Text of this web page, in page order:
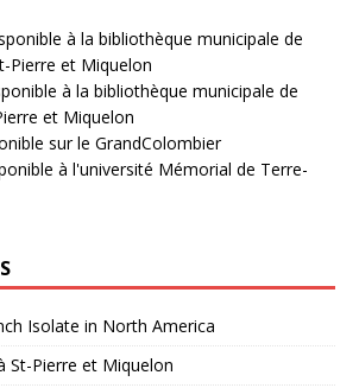
à la bibliothèque municipale de
Pierre et Miquelon
à la bibliothèque municipale de
et Miquelon
sur le GrandColombier
à l'université Mémorial de Terre-
Isolate in North America
St-Pierre et Miquelon